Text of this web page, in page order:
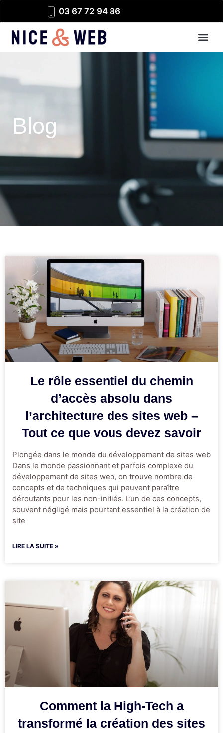
03 67 72 94 86
Blog
Le rôle essentiel du chemin
d’accès absolu dans
l’architecture des sites web –
Tout ce que vous devez savoir
Plongée dans le monde du développement de sites web
Dans le monde passionnant et parfois complexe du
développement de sites web, on trouve nombre de
concepts et de techniques qui peuvent paraître
déroutants pour les non-initiés. L’un de ces concepts,
souvent négligé mais pourtant essentiel à la création de
site
LIRE LA SUITE »
Comment la High-Tech a
transformé la création des sites